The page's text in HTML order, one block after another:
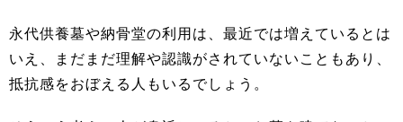
永代供養墓や納骨堂の利用は、最近では増えているとは
いえ、まだまだ理解や認識がされていないこともあり、
抵抗感をおぼえる人もいるでしょう。